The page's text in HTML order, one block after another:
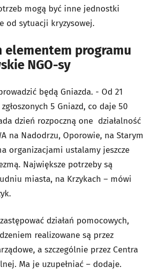
mogą być inne jednostki
od sytuacji kryzysowej.
elementem programu
NGO-sy
będą Gniazda. - Od 21
5 Gniazd, co daje 50
dzień rozpoczną one działalność
na Nadodrzu, Oporowie, na Starym
organizacjami ustalamy jeszcze
Największe potrzeby są
miasta, na Krzykach – mówi
działań pomocowych,
realizowane są przez
a szczególnie przez Centra
Ma je uzupełniać – dodaje.